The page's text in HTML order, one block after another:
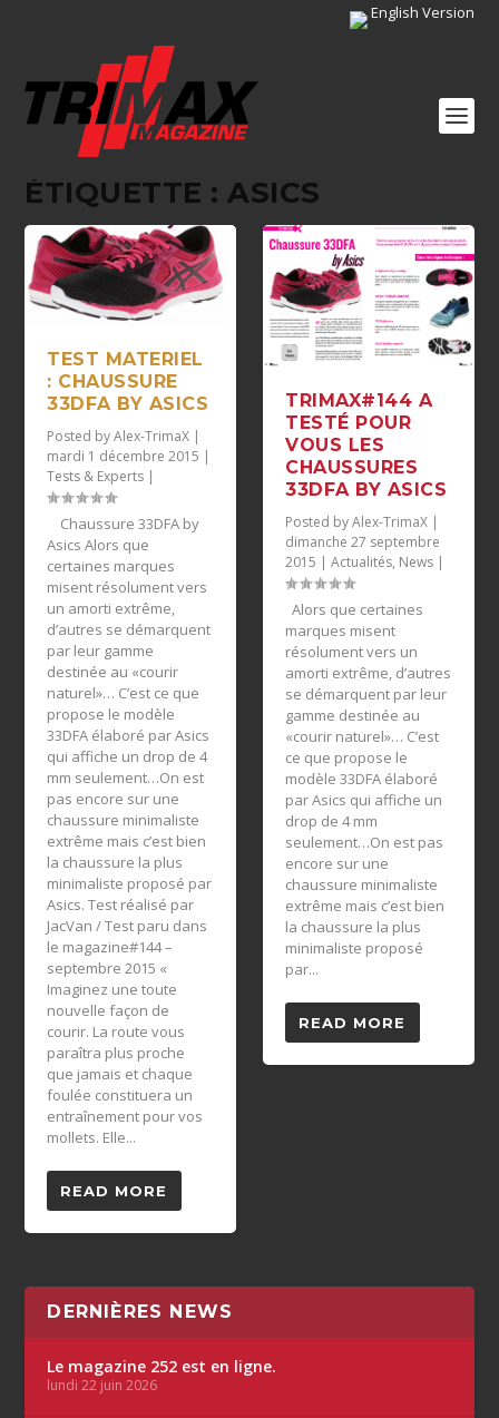
English Version
ÉTIQUETTE :ASICS
TEST MATERIEL
: CHAUSSURE
33DFA BY ASICS
Posted byAlex-TrimaX |
mardi 1 décembre 2015 |
Tests & Experts |
Chaussure 33DFA by
Asics Alors que
certaines marques
misent résolument vers
un amorti extrême,
d’autres se démarquent
par leur gamme
destinée au «courir
naturel»… C’est ce que
propose le modèle
33DFA élaboré par Asics
qui affiche un drop de 4
mm seulement…On est
pas encore sur une
chaussure minimaliste
extrême mais c’est bien
la chaussure la plus
minimaliste proposé par
Asics. Test réalisé par
JacVan / Test paru dans
le magazine#144 –
septembre 2015 «
Imaginez une toute
nouvelle façon de
courir. La route vous
paraîtra plus proche
que jamais et chaque
foulée constituera un
entraînement pour vos
mollets. Elle...
READ MORE
TRIMAX#144 A
TESTÉ POUR
VOUS LES
CHAUSSURES
33DFA BY ASICS
Posted byAlex-TrimaX |
dimanche 27 septembre
2015 | Actualités, News |
Alors que certaines
marques misent
résolument vers un
amorti extrême, d’autres
se démarquent par leur
gamme destinée au
«courir naturel»… C’est
ce que propose le
modèle 33DFA élaboré
par Asics qui affiche un
drop de 4 mm
seulement…On est pas
encore sur une
chaussure minimaliste
extrême mais c’est bien
la chaussure la plus
minimaliste proposé
par...
READ MORE
DERNIÈRES NEWS
Le magazine 252 est en ligne.
lundi 22 juin 2026